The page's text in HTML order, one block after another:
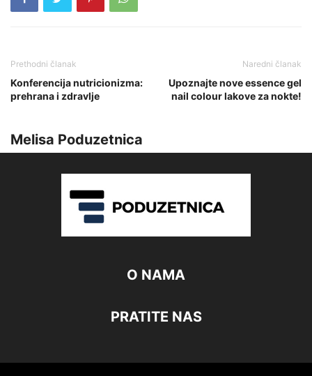
Prethodni članak
Konferencija nutricionizma:
prehrana i zdravlje
Naredni članak
Upoznajte nove essence gel
nail colour lakove za nokte!
Melisa Poduzetnica
O NAMA
PRATITE NAS